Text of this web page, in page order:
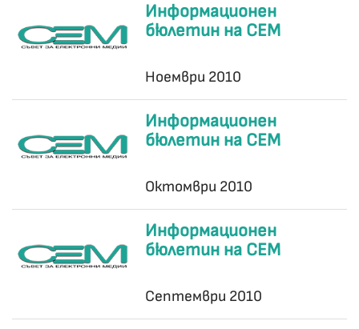
Информационен
бюлетин на СЕМ
Ноември 2010
Информационен
бюлетин на СЕМ
Октомври 2010
Информационен
бюлетин на СЕМ
Септември 2010